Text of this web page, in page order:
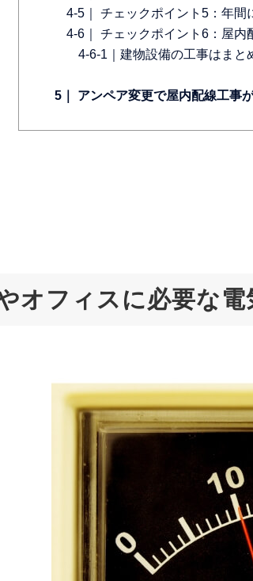
4-5｜ チェックポイント5：年間
4-6｜ チェックポイント6：屋
4-6-1｜建物設備の工事はまと
5｜ アンペア変更で屋内配線工事
オフィスに必要な